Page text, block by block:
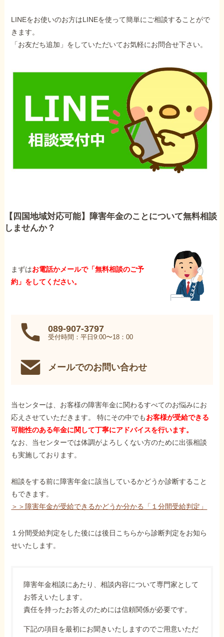
LINEをお使いのお方はLINEを使って簡単にご相談することがで
きます。
「お友だち追加」をしていただいてお気軽にお問合せ下さい。
【四国地域対応可能】障害年金のことについて無料相談
しませんか？
まずはお電話かメールで「無料相談のご予
約」をしてください。
089-907-3797
受付時間：平日9:00〜18：00
メールでのお問い合わせ
当センターは、お客様の障害年金に関わるすべてのお悩みにお
応えさせていただきます。 特にその中でもお客様が受給できる
可能性のある年金に関して丁寧にアドバイスを行います。
なお、当センターでは体調がよろしくない方のために出張相談
も実施しております。
相談をする前に障害年金に該当しているかどうか診断すること
もできます。
＞＞障害年金が受給できるかどうか分かる「１分間受給判定」
１分間受給判定をした後には後日こちらから診断判定をお知ら
せいたします。
障害年金相談にあたり、相談内容について専門家として
お答えいたします。
責任を持ったお答えのためには信頼関係が必要です。
下記の項目を最初にお聞きいたしますのでご用意いただ